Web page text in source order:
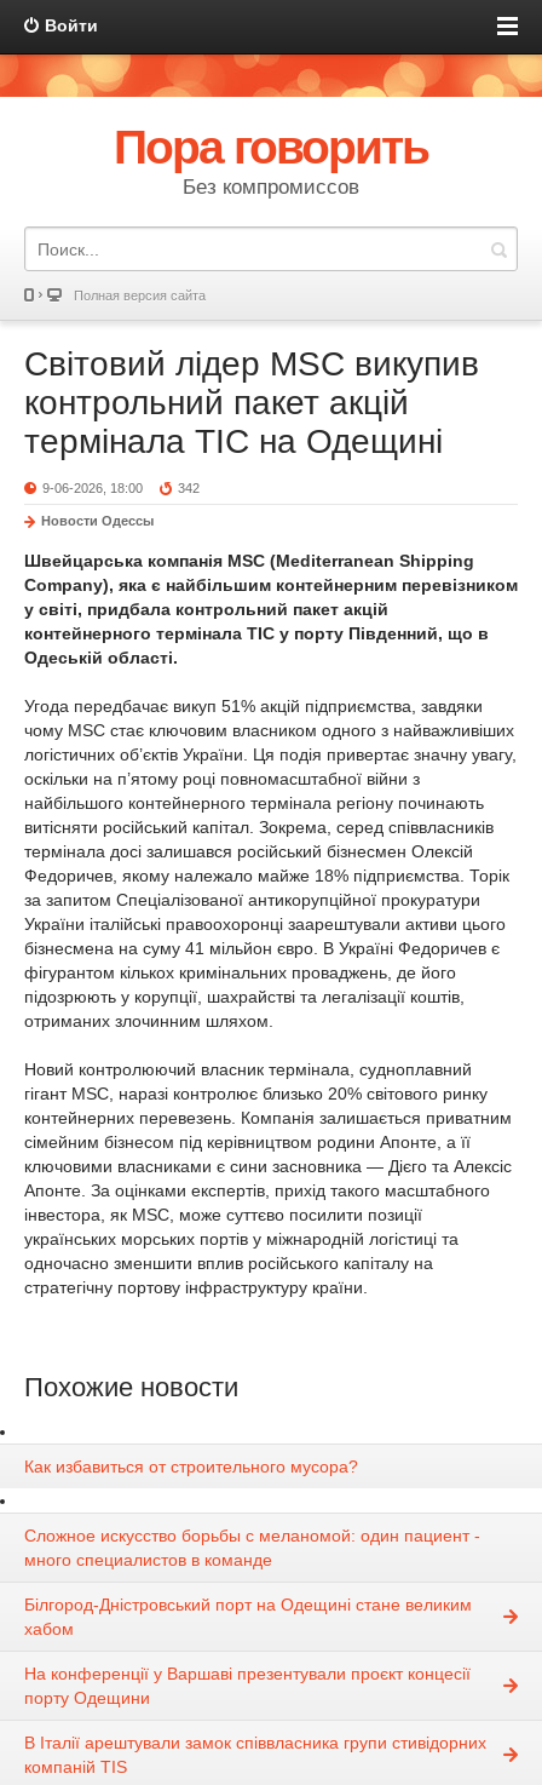
Войти
Пора говорить
Без компромиссов
Полная версия сайта
Світовий лідер MSC викупив
контрольний пакет акцій
термінала ТІС на Одещині
9-06-2026, 18:00 342
Новости Одессы
Швейцарська компанія MSC (Mediterranean Shipping
Company), яка є найбільшим контейнерним перевізником
у світі, придбала контрольний пакет акцій
контейнерного термінала ТІС у порту Південний, що в
Одеській області.
Угода передбачає викуп 51% акцій підприємства, завдяки
чому MSC стає ключовим власником одного з найважливіших
логістичних об’єктів України. Ця подія привертає значну увагу,
оскільки на п’ятому році повномасштабної війни з
найбільшого контейнерного термінала регіону починають
витісняти російський капітал. Зокрема, серед співвласників
термінала досі залишався російський бізнесмен Олексій
Федоричев, якому належало майже 18% підприємства. Торік
за запитом Спеціалізованої антикорупційної прокуратури
України італійські правоохоронці заарештували активи цього
бізнесмена на суму 41 мільйон євро. В Україні Федоричев є
фігурантом кількох кримінальних проваджень, де його
підозрюють у корупції, шахрайстві та легалізації коштів,
отриманих злочинним шляхом.
Новий контролюючий власник термінала, судноплавний
гігант MSC, наразі контролює близько 20% світового ринку
контейнерних перевезень. Компанія залишається приватним
сімейним бізнесом під керівництвом родини Апонте, а її
ключовими власниками є сини засновника — Дієго та Алексіс
Апонте. За оцінками експертів, прихід такого масштабного
інвестора, як MSC, може суттєво посилити позиції
українських морських портів у міжнародній логістиці та
одночасно зменшити вплив російського капіталу на
стратегічну портову інфраструктуру країни.
Похожие новости
Как избавиться от строительного мусора?
Сложное искусство борьбы с меланомой: один пациент -
много специалистов в команде
Білгород-Дністровський порт на Одещині стане великим
хабом
На конференції у Варшаві презентували проєкт концесії
порту Одещини
В Італії арештували замок співвласника групи стивідорних
компаній TIS